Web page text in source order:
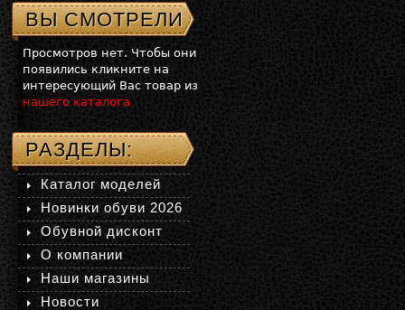
ВЫ СМОТРЕЛИ
Просмотров нет. Чтобы они
появились кликните на
интересующий Вас товар из
нашего каталога
РАЗДЕЛЫ:
Каталог моделей
Новинки обуви 2026
Обувной дисконт
О компании
Наши магазины
Новости